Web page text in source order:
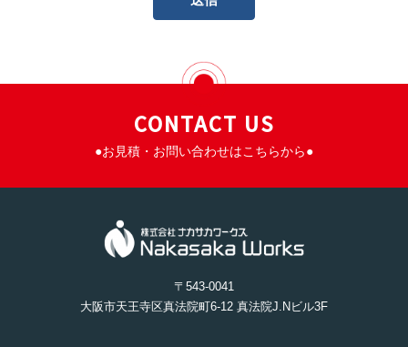
CONTACT US
●お見積・お問い合わせはこちらから●
〒543-0041
大阪市天王寺区真法院町6-12 真法院J.Nビル3F